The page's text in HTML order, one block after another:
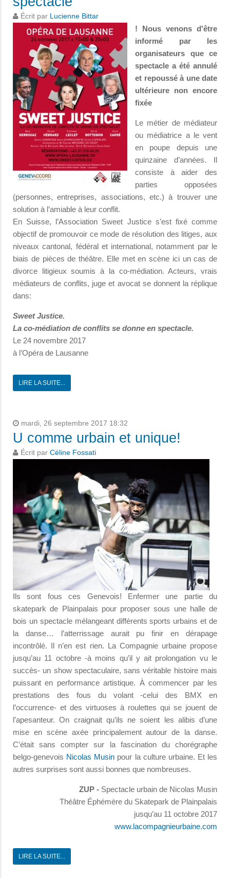
Écrit par Lucienne Bittar
! Nous venons d'être
informé par les
organisateurs que ce
spectacle a été annulé
et repoussé à une date
ultérieure non encore
fixée
Le métier de médiateur
ou médiatrice a le vent
en poupe depuis une
quinzaine d’années. Il
consiste à aider des
parties opposées
(personnes, entreprises, associations, etc.) à trouver une
solution à l’amiable à leur conflit.
En Suisse, l’Association Sweet Justice s’est fixé comme
objectif de promouvoir ce mode de résolution des litiges, aux
niveaux cantonal, fédéral et international, notamment par le
biais de pièces de théâtre. Elle met en scène ici un cas de
divorce litigieux soumis à la co-médiation. Acteurs, vrais
médiateurs de conflits, juge et avocat se donnent la réplique
dans:
Sweet Justice.
La co-médiation de conflits se donne en spectacle.
Le 24 novembre 2017
à l’Opéra de Lausanne
LIRE LA SUITE...
mardi, 26 septembre 2017 18:32
U comme urbain et unique!
Écrit par Céline Fossati
Ils sont fous ces Genevois! Enfermer une partie du
skatepark de Plainpalais pour proposer sous une halle de
bois un spectacle mélangeant différents sports urbains et de
la danse… l’atterrissage aurait pu finir en dérapage
incontrôlé. Il n’en est rien. La Compagnie urbaine propose
jusqu’au 11 octobre -à moins qu’il y ait prolongation vu le
succès- un show spectaculaire, sans véritable histoire mais
puissant en performance artistique. À commencer par les
prestations des fous du volant -celui des BMX en
l’occurrence- et des virtuoses à roulettes qui se jouent de
l’apesanteur. On craignait qu’ils ne soient les alibis d’une
mise en scène axée principalement autour de la danse.
C’était sans compter sur la fascination du chorégraphe
belgo-genevois Nicolas Musin pour la culture urbaine. Et les
autres surprises sont aussi bonnes que nombreuses.
ZUP - Spectacle urbain de Nicolas Musin
Théâtre Éphémère du Skatepark de Plainpalais
jusqu’au 11 octobre 2017
www.lacompagnieurbaine.com
LIRE LA SUITE...